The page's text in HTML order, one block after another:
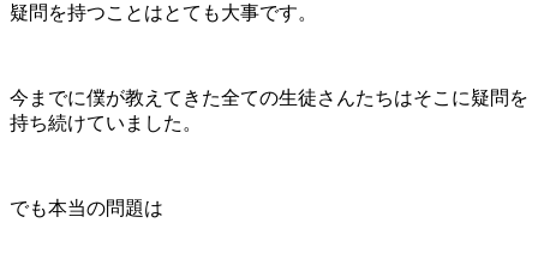
疑問を持つことはとても大事です。
今までに僕が教えてきた全ての生徒さんたちはそこに疑問を
持ち続けていました。
でも本当の問題は